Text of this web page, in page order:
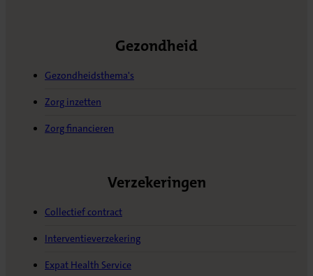
Gezondheid
Gezondheidsthema's
Zorg inzetten
Zorg financieren
Verzekeringen
Collectief contract
Interventieverzekering
Expat Health Service